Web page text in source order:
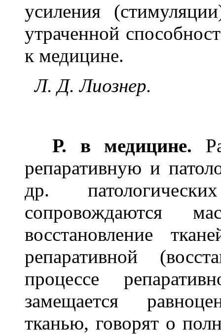
усиления
утраченной
к медицине.
Л. Д. Лиознер.
Р. в медицине.
репаративную и
др.
сопровождаются
восстановление
репаративной
процессе
замещается
тканью, говорят о